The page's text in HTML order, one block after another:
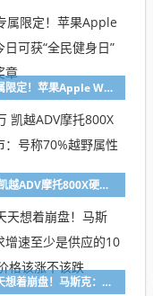
中国专属限定！苹果Apple Watch今日可获“全民健身日”限量版奖章
4.28万 凯越ADV摩托800X硬汉上市：号称70%越野属性
为何天天想着崩盘！马斯克：需求增速至少是供应的10倍 存储价格该涨不该跌